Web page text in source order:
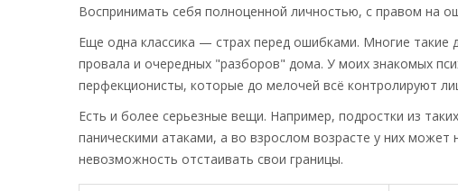
Воспринимать себя полноценной личностью, с правом на
Еще одна классика — страх перед ошибками. Многие
провала и очередных "разборов" дома. У моих знакомых
перфекционисты, которые до мелочей всё контролируют
Есть и более серьезные вещи. Например, подростки из
паническими атаками, а во взрослом возрасте у них
невозможность отстаивать свои границы.